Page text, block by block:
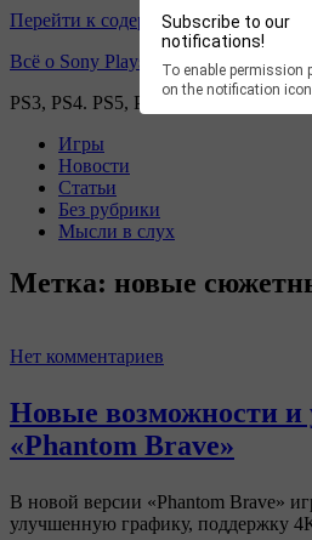
Subscribe to our
notifications!
To enable permission
on the notification icon
Перейти к содержимому
Всё о Sony Playstation
PS3, PS4. PS5, PS games
Игры
Новости
Статьи
Без рубрики
Мысли в слух
Метка: новые
Нет комментариев
Новые возможности и
«Phantom Brave»
В новой версии «Phantom Brave»
улучшенную графику, поддержку